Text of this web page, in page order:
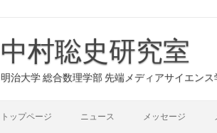
中村聡史研究室
明治大学 総合数理学部 先端メディアサイエン
トップページ ニュース メッセージ